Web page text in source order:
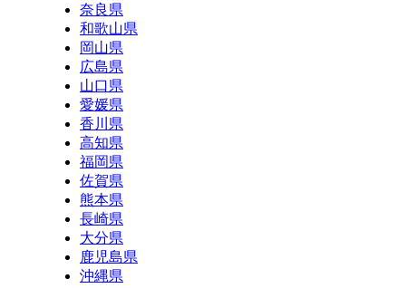
奈良県
和歌山県
岡山県
広島県
山口県
愛媛県
香川県
高知県
福岡県
佐賀県
熊本県
長崎県
大分県
鹿児島県
沖縄県